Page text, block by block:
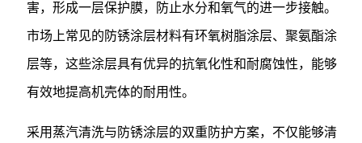
害，形成一层保护膜，防止水分和氧气的进一步接触。
市场上常见的防锈涂层材料有环氧树脂涂层、聚氨酯涂
层等，这些涂层具有优异的抗氧化性和耐腐蚀性，能够
有效地提高机壳体的耐用性。
采用蒸汽清洗与防锈涂层的双重防护方案，不仅能够清